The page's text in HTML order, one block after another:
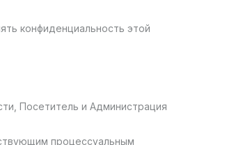
конфиденциальность этой
Посетитель и Администрация
процессуальным